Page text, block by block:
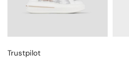
Trustpilot